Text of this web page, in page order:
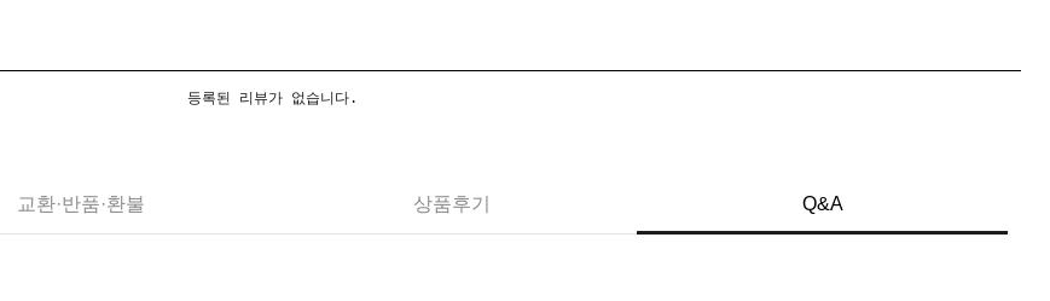
등록된 리뷰가 없습니다.
교환·반품·환불 상품후기 Q&A